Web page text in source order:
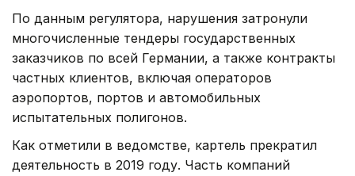
По данным регулятора, нарушения затронули
многочисленные тендеры государственных
заказчиков по всей Германии, а также контракты
частных клиентов, включая операторов
аэропортов, портов и автомобильных
испытательных полигонов.
Как отметили в ведомстве, картель прекратил
деятельность в 2019 году. Часть компаний